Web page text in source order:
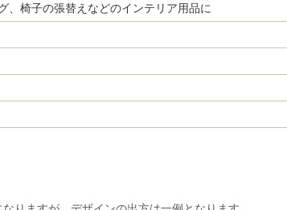
、椅子の張替えなどのインテリア用品に